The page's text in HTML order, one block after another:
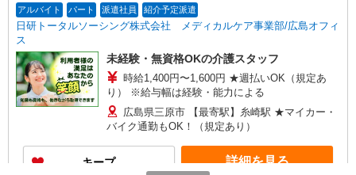
アルバイト パート 派遣社員 紹介予定派遣
日研トータルソーシング株式会社 メディカルケア事業部/広島オフィ
ス
未経験・無資格OKの介護スタッフ
時給1,400円〜1,600円 ★週払いOK（規定あ
り） ※給与幅は経験・能力による
広島県三原市 【最寄駅】糸崎駅 ★マイカー・
バイク通勤もOK！（規定あり）
キープ 詳細を見る